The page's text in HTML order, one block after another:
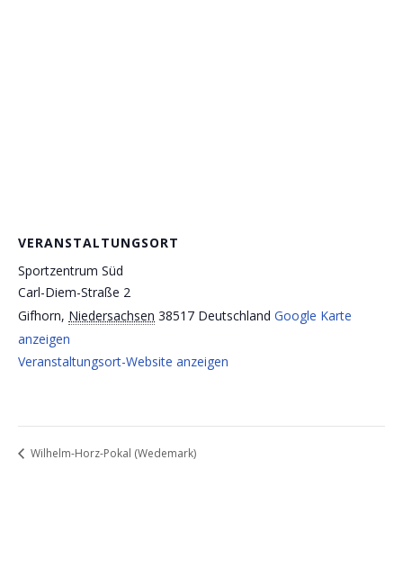
VERANSTALTUNGSORT
Sportzentrum Süd
Carl-Diem-Straße 2
Gifhorn, Niedersachsen 38517 Deutschland Google Karte
anzeigen
Veranstaltungsort-Website anzeigen
Wilhelm-Horz-Pokal (Wedemark)